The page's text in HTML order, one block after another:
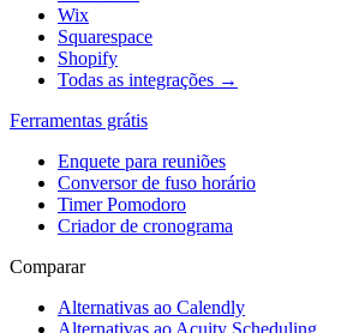
Wix
Squarespace
Shopify
Todas as integrações →
Ferramentas grátis
Enquete para reuniões
Conversor de fuso horário
Timer Pomodoro
Criador de cronograma
Comparar
Alternativas ao Calendly